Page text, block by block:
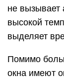
не вызывает
высокой
выделяет
Помимо
окна имеют